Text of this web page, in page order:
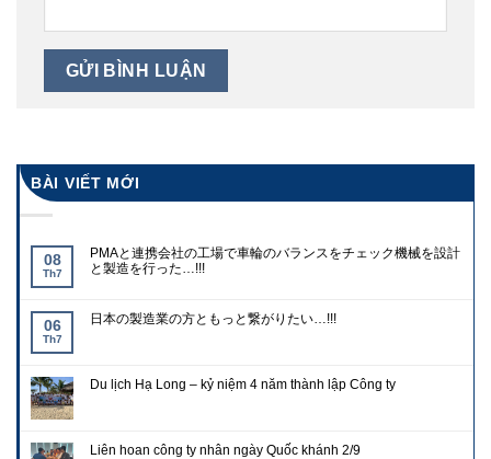
BÀI VIẾT MỚI
08
Th7
PMAと連携会社の工場で車輪のバランスをチェック機械を設計
と製造を行った…!!!
06
Th7
日本の製造業の方ともっと繋がりたい…!!!
Du lịch Hạ Long – kỷ niệm 4 năm thành lập Công ty
Liên hoan công ty nhân ngày Quốc khánh 2/9